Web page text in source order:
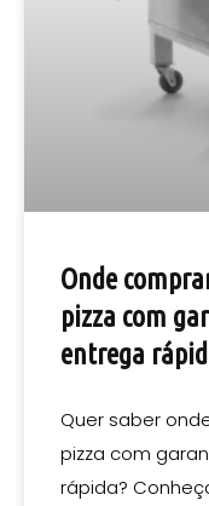
Onde
pizza com
entrega
Quer saber
pizza com
rápida?